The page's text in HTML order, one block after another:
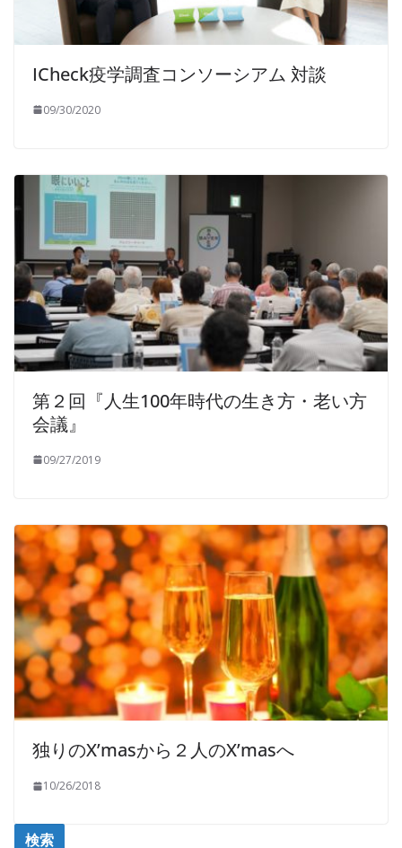
ICheck疫学調査コンソーシアム 対談
09/30/2020
第２回『人生100年時代の生き方・老い方
会議』
09/27/2019
独りのX’masから２人のX’masへ
10/26/2018
検索